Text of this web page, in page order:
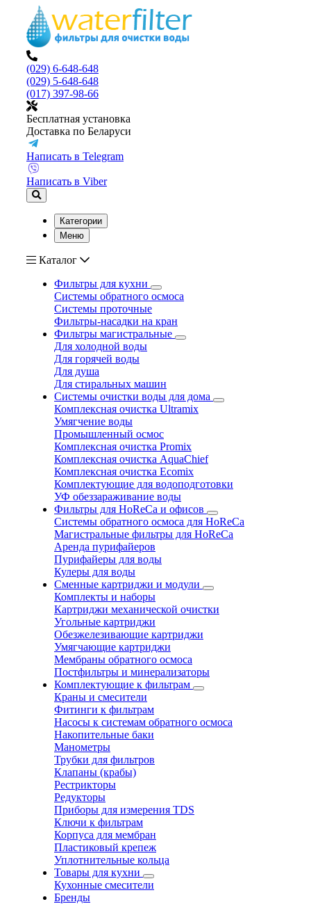
(029) 6-648-648
(029) 5-648-648
(017) 397-98-66
Бесплатная установка
Доставка по Беларуси
Написать в Telegram
Написать в Viber
Категории
Меню
Каталог
Фильтры для кухни
Системы обратного осмоса
Системы проточные
Фильтры-насадки на кран
Фильтры магистральные
Для холодной воды
Для горячей воды
Для душа
Для стиральных машин
Системы очистки воды для дома
Комплексная очистка Ultramix
Умягчение воды
Промышленный осмос
Комплексная очистка Promix
Комплексная очистка AquaChief
Комплексная очистка Ecomix
Комплектующие для водоподготовки
УФ обеззараживание воды
Фильтры для HoReCa и офисов
Системы обратного осмоса для HoReCa
Магистральные фильтры для HoReCa
Аренда пурифайеров
Пурифайеры для воды
Кулеры для воды
Сменные картриджи и модули
Комплекты и наборы
Картриджи механической очистки
Угольные картриджи
Обезжелезивающие картриджи
Умягчающие картриджи
Мембраны обратного осмоса
Постфильтры и минерализаторы
Комплектующие к фильтрам
Краны и смесители
Фитинги к фильтрам
Насосы к системам обратного осмоса
Накопительные баки
Манометры
Трубки для фильтров
Клапаны (крабы)
Рестрикторы
Редукторы
Приборы для измерения TDS
Ключи к фильтрам
Корпуса для мембран
Пластиковый крепеж
Уплотнительные кольца
Товары для кухни
Кухонные смесители
Бренды